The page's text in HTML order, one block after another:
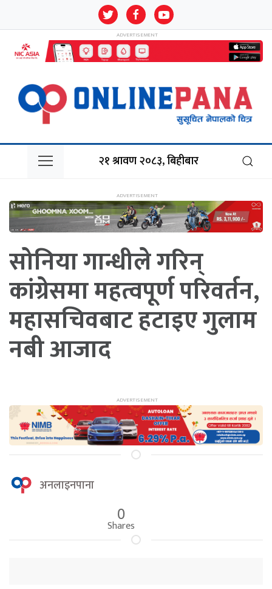
२१ श्रावण २०८३, बिहीबार
सोनिया गान्धीले गरिन्
कांग्रेसमा महत्वपूर्ण परिवर्तन,
महासचिवबाट हटाइए गुलाम
नबी आजाद
अनलाइनपाना
0
Shares